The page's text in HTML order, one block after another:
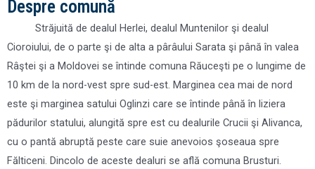
Despre comună
Străjuită de dealul Herlei, dealul Muntenilor şi dealul
Cioroiului, de o parte şi de alta a pârâului Sarata şi până în valea
Râştei şi a Moldovei se întinde comuna Răuceşti pe o lungime de
10 km de la nord-vest spre sud-est. Marginea cea mai de nord
este şi marginea satului Oglinzi care se întinde până în liziera
pădurilor statului, alungită spre est cu dealurile Crucii şi Alivanca,
cu o pantă abruptă peste care suie anevoios şoseaua spre
Fălticeni. Dincolo de aceste dealuri se află comuna Brusturi.